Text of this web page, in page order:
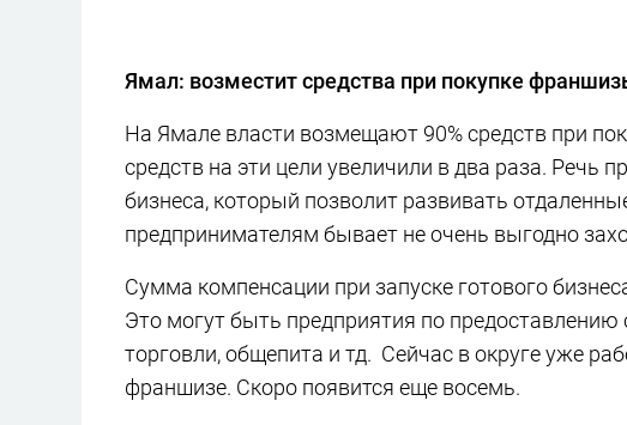
Ямал: возместит средства при покупке
На Ямале власти возмещают 90% средств при
средств на эти цели увеличили в два раза. Речь
бизнеса, который позволит развивать
предпринимателям бывает не очень выгодно
Сумма компенсации при запуске готового
Это могут быть предприятия по предоставлению
торговли, общепита и тд. Сейчас в округе уже
франшизе. Скоро появится еще восемь.